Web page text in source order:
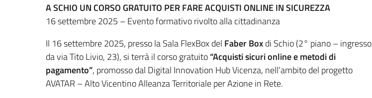
A SCHIO UN CORSO GRATUITO PER FARE ACQUISTI ONLINE IN SICUREZZA
16 settembre 2025 – Evento formativo rivolto alla cittadinanza
Il 16 settembre 2025, presso la Sala FlexBox del Faber Boxdi Schio (2° piano – ingresso
da via Tito Livio, 23), si terrà il corso gratuito“Acquisti sicuri online e metodi di
pagamento”, promosso dal Digital Innovation Hub Vicenza, nell’ambito del progetto
AVATAR – Alto Vicentino Alleanza Territoriale per Azione in Rete.